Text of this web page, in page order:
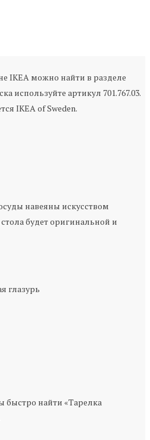
IKEA можно найти в разделе
используйте артикул 701.767.03.
IKEA of Sweden.
навеяны искусством
будет оригинальной и
глазурь
быстро найти «Тарелка